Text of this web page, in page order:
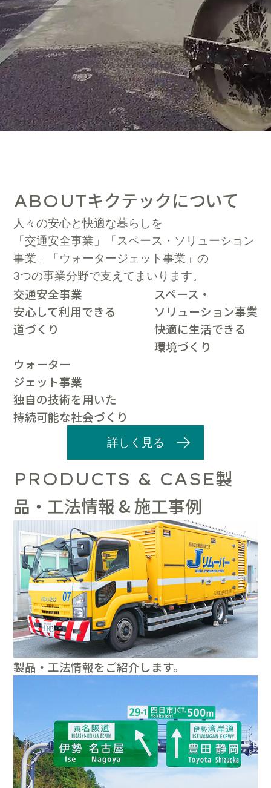
ABOUTキクテックについて
人々の安心と快適な暮らしを
「交通安全事業」「スペース・ソリューション
事業」「ウォータージェット事業」の
3つの事業分野で支えてまいります。
交通安全事業
安心して利用できる
道づくり
スペース・
ソリューション事業
快適に生活できる
環境づくり
ウォーター
ジェット事業
独自の技術を用いた
持続可能な社会づくり
詳しく見る
PRODUCTS & CASE製
品・工法情報 & 施工事例
製品・工法情報をご紹介します。